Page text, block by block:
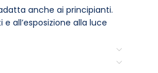
anche ai principianti.
all’esposizione alla luce